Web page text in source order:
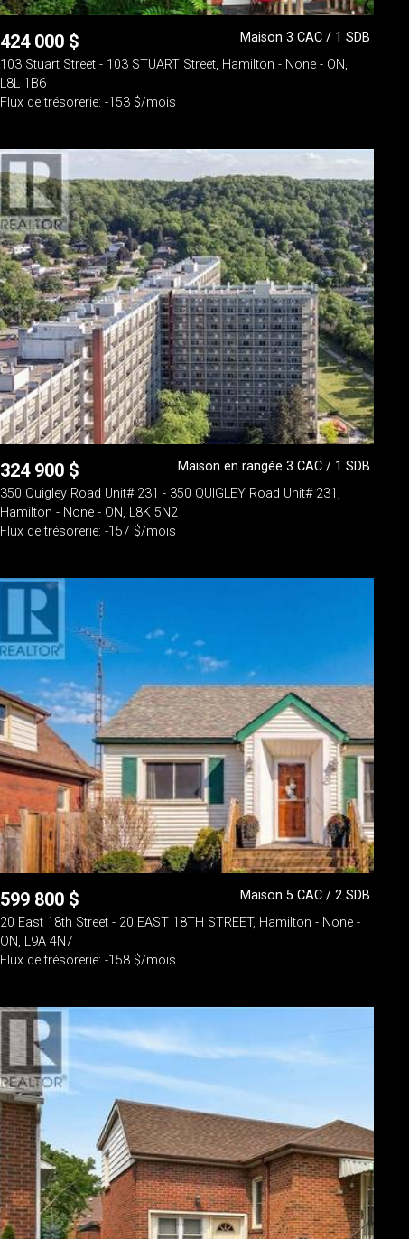
424 000 $
Maison 3 CAC / 1 SDB
103 Stuart Street - 103 STUART Street, Hamilton - None - ON,
L8L 1B6
Flux de trésorerie: -153 $/mois
324 900 $
Maison en rangée 3 CAC / 1 SDB
350 Quigley Road Unit# 231 - 350 QUIGLEY Road Unit# 231,
Hamilton - None - ON, L8K 5N2
Flux de trésorerie: -157 $/mois
599 800 $
Maison 5 CAC / 2 SDB
20 East 18th Street - 20 EAST 18TH STREET, Hamilton - None -
ON, L9A 4N7
Flux de trésorerie: -158 $/mois